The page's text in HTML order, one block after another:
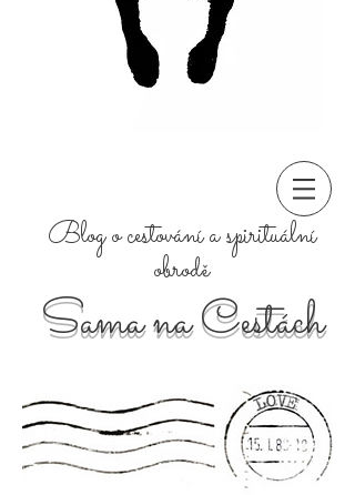
Sama na Cestách
Blog o cestování a spirituální
obrodě